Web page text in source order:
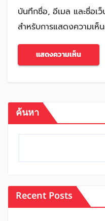
บันทึกชื่อ, อีเมล และชื่อเ
สำหรับการแสดงความเห็
ค้นหา
Recent Posts